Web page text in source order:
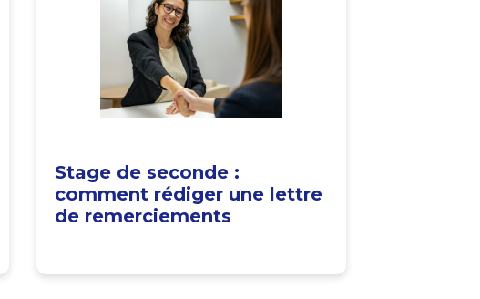
Stage de seconde :
comment rédiger une lettre
de remerciements